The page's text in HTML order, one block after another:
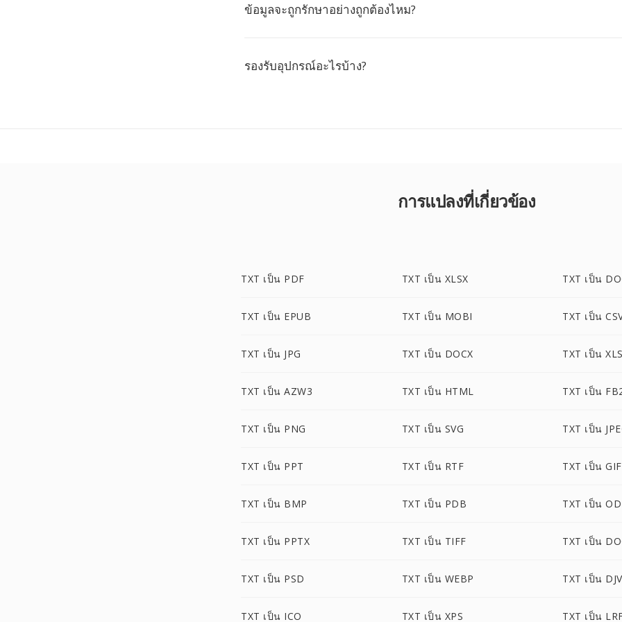
ข้อมูลจะถูกรักษาอย่างถูกต้องไหม?
รองรับอุปกรณ์อะไรบ้าง?
การแปลงที่เกี่ยวข้อง
TXT เป็น PDF TXT เป็น XLSX TXT เป็น
TXT เป็น EPUB TXT เป็น MOBI TXT เป็น
TXT เป็น JPG TXT เป็น DOCX TXT เป็น
TXT เป็น AZW3 TXT เป็น HTML TXT เป็น
TXT เป็น PNG TXT เป็น SVG TXT เป็น
TXT เป็น PPT TXT เป็น RTF TXT เป็น GIF
TXT เป็น BMP TXT เป็น PDB TXT เป็น
TXT เป็น PPTX TXT เป็น TIFF TXT เป็น
TXT เป็น PSD TXT เป็น WEBP TXT เป็น
TXT เป็น ICO TXT เป็น XPS TXT เป็น